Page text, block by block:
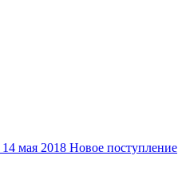
14 мая 2018 Новое поступление